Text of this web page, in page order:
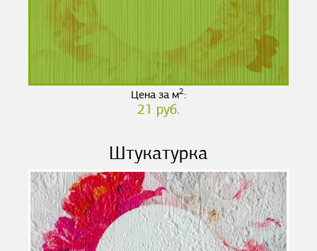
Цена за м2:
21 руб.
Штукатурка